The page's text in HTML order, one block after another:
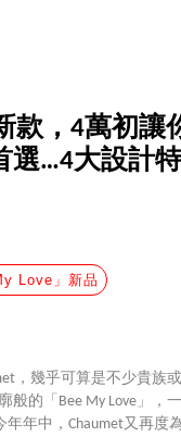
款，4萬初讓
選…4大設計
Love」新品
，幾乎可算是不少貴族
的「Bee My Love」，
年中，Chaumet又再度